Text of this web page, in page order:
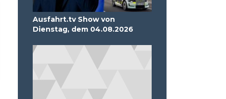
Ausfahrt.tv Show von
Dienstag, dem 04.08.2026